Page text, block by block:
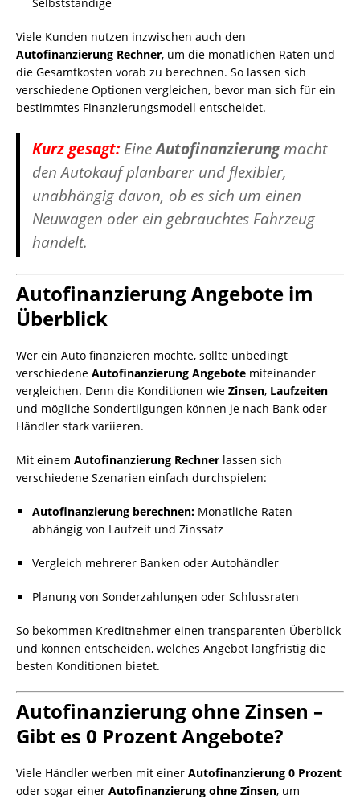
Viele Kunden nutzen inzwischen auch den
Autofinanzierung Rechner, um die monatlichen Raten und
die Gesamtkosten vorab zu berechnen. So lassen sich
verschiedene Optionen vergleichen, bevor man sich für ein
bestimmtes Finanzierungsmodell entscheidet.
Kurz gesagt:EineAutofinanzierungmacht
den Autokauf planbarer und flexibler,
unabhängig davon, ob es sich um einen
Neuwagen oder ein gebrauchtes Fahrzeug
handelt.
Autofinanzierung Angebote im
Überblick
Wer ein Auto finanzieren möchte, sollte unbedingt
verschiedene Autofinanzierung Angebote miteinander
vergleichen. Denn die Konditionen wie Zinsen, Laufzeiten
und mögliche Sondertilgungen können je nach Bank oder
Händler stark variieren.
Mit einem Autofinanzierung Rechner lassen sich
verschiedene Szenarien einfach durchspielen:
Autofinanzierung berechnen: Monatliche Raten
abhängig von Laufzeit und Zinssatz
Vergleich mehrerer Banken oder Autohändler
Planung von Sonderzahlungen oder Schlussraten
So bekommen Kreditnehmer einen transparenten Überblick
und können entscheiden, welches Angebot langfristig die
besten Konditionen bietet.
Autofinanzierung ohne Zinsen –
Gibt es 0 Prozent Angebote?
Viele Händler werben mit einer Autofinanzierung 0 Prozent
oder sogar einer Autofinanzierung ohne Zinsen, um